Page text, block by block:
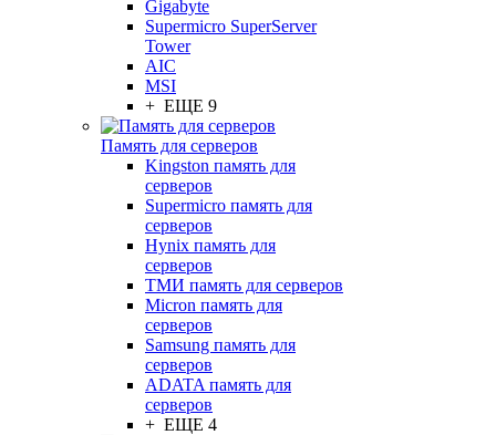
Gigabyte
Supermicro SuperServer
Tower
AIC
MSI
+ ЕЩЕ 9
Память для серверов
Kingston память для
серверов
Supermicro память для
серверов
Hynix память для
серверов
ТМИ память для серверов
Micron память для
серверов
Samsung память для
серверов
ADATA память для
серверов
+ ЕЩЕ 4